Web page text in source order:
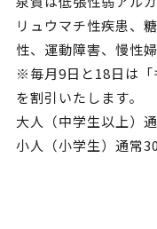
リュウマチ性疾患、
性、運動障害、慢性
※毎月9日と18日は「
を割引いたします。
大人（中学生以上）
小人（小学生）通常